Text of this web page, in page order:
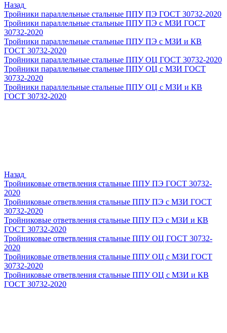
Назад
Тройники параллельные стальные ППУ ПЭ ГОСТ 30732-2020
Тройники параллельные стальные ППУ ПЭ с МЗИ ГОСТ
30732-2020
Тройники параллельные стальные ППУ ПЭ с МЗИ и КВ
ГОСТ 30732-2020
Тройники параллельные стальные ППУ ОЦ ГОСТ 30732-2020
Тройники параллельные стальные ППУ ОЦ с МЗИ ГОСТ
30732-2020
Тройники параллельные стальные ППУ ОЦ с МЗИ и КВ
ГОСТ 30732-2020
Назад
Тройниковые ответвления стальные ППУ ПЭ ГОСТ 30732-
2020
Тройниковые ответвления стальные ППУ ПЭ с МЗИ ГОСТ
30732-2020
Тройниковые ответвления стальные ППУ ПЭ с МЗИ и КВ
ГОСТ 30732-2020
Тройниковые ответвления стальные ППУ ОЦ ГОСТ 30732-
2020
Тройниковые ответвления стальные ППУ ОЦ с МЗИ ГОСТ
30732-2020
Тройниковые ответвления стальные ППУ ОЦ с МЗИ и КВ
ГОСТ 30732-2020